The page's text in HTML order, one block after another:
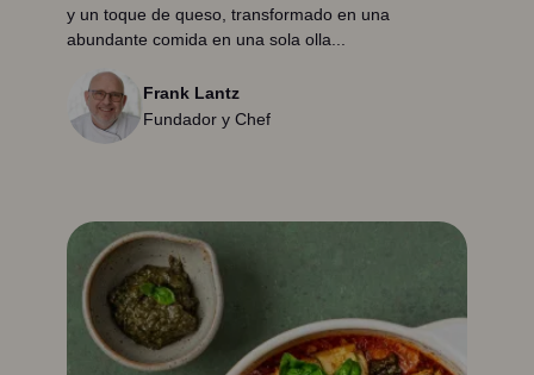
y un toque de queso, transformado en una
abundante comida en una sola olla...
Frank Lantz
Fundador y Chef